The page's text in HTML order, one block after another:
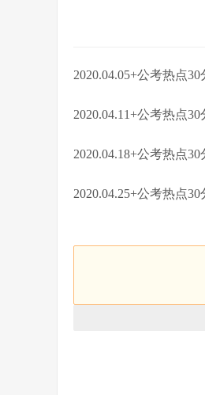
2020.04.05+公考热点
2020.04.11+公考热点
2020.04.18+公考热点
2020.04.25+公考热点